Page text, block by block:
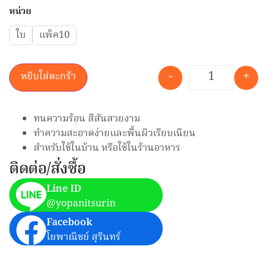
หน่วย
ใบ แพ็ค10
- +
หยิบใส่ตะกร้า
ทนความร้อน สีสันสวยงาม
ทำความสะอาดง่ายและพื้นผิวเรียบเนียน
สำหรับใช้ในบ้าน หรือใช้ในร้านอาหาร
ติดต่อ/สั่งซื้อ
Line ID
@yopanitsurin
Facebook
โยพาณิชย์ สุรินทร์